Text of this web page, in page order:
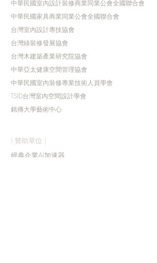
中華民國室內設計裝修商業同業公會全國聯合會
中華民國家具商業同業公會全國聯合會
台灣室內設計專技協會
台灣綠裝修發展協會
台灣木建築產業研究院協會
中華亞太健康空間管理協會
中華民國室內裝修專業技術人員學會
TSID台灣室內空間設計學會
銘傳大學藝術中心
| 贊助單位 |
經典企業AI加速器